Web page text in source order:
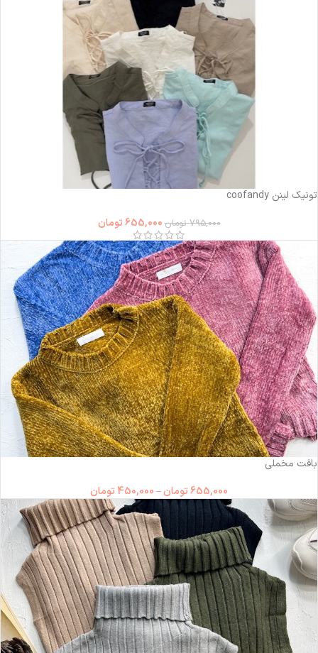
تونیک لینن coofandy
795,000 تومان655,000تومان
بافت مخملی
655,000تومان–
450,000 تومان